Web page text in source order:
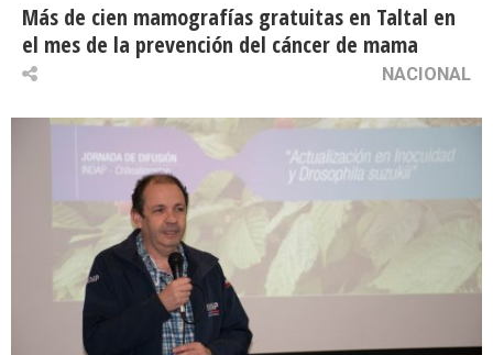
Más de cien mamografías gratuitas en Taltal en
el mes de la prevención del cáncer de mama
NACIONAL